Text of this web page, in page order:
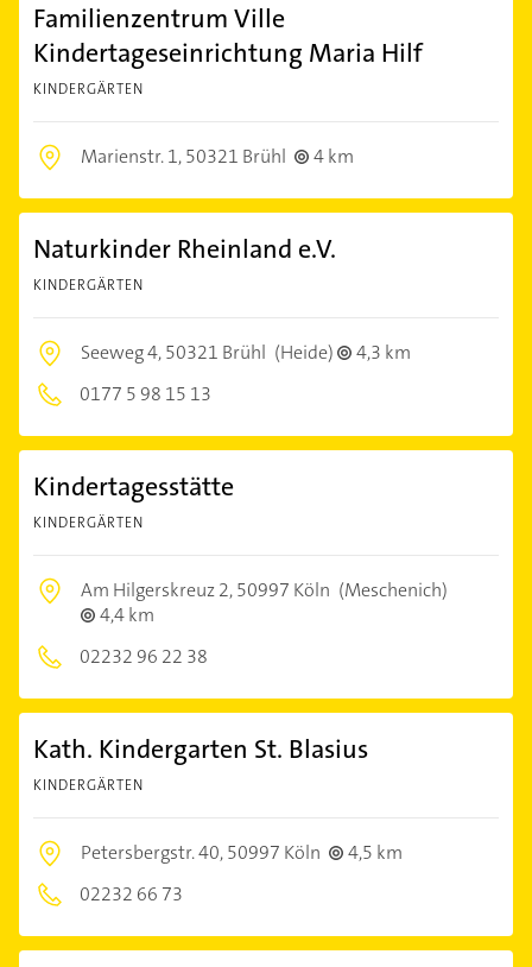
Familienzentrum Ville
Kindertageseinrichtung Maria Hilf
KINDERGÄRTEN
Marienstr. 1,50321 Brühl 4 km
Naturkinder Rheinland e.V.
KINDERGÄRTEN
Seeweg 4,50321 Brühl (Heide)
4,3 km
0177 5 98 15 13
Kindertagesstätte
KINDERGÄRTEN
Am Hilgerskreuz 2,50997 Köln (Meschenich)
4,4 km
02232 96 22 38
Kath. Kindergarten St. Blasius
KINDERGÄRTEN
Petersbergstr. 40,50997 Köln
4,5 km
02232 66 73